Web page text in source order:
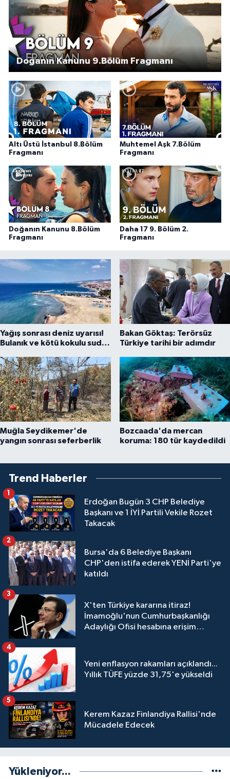
Doğanın Kanunu 9.Bölüm Fragmanı
Altı Üstü İstanbul 8.Bölüm
Fragmanı
Muhtemel Aşk 7.Bölüm
Fragmanı
Doğanın Kanunu 8.Bölüm
Fragmanı
Daha 17 9. Bölüm 2.
Fragmanı
Yağış sonrası deniz uyarısı!
Bulanık ve kötü kokulu suda
Bakan Göktaş: Terörsüz
Türkiye tarihi bir adımdır
Muğla Seydikemer'de
yangın sonrası seferberlik
Bozcaada'da mercan
koruma: 180 tür kaydedildi
Trend Haberler
Erdoğan Bugün 3 CHP Belediye
Başkanı ve 1 İYİ Partili Vekile Rozet
Takacak
1
Bursa'da 6 Belediye Başkanı
CHP'den istifa ederek YENİ Parti'ye
katıldı
2
X'ten Türkiye kararına itiraz!
İmamoğlu'nun Cumhurbaşkanlığı
Adaylığı Ofisi hesabına erişim
3
Yeni enflasyon rakamları açıklandı...
Yıllık TÜFE yüzde 31,75'e yükseldi
4
Kerem Kazaz Finlandiya Rallisi'nde
Mücadele Edecek
5
Yükleniyor...